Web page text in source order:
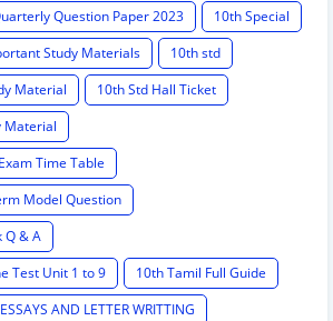
Question Paper 2023
10th Special
Study Materials
10th std
Material
10th Std Hall Ticket
Material
Time Table
Model Question
Q & A
Test Unit 1 to 9
10th Tamil Full Guide
AND LETTER WRITTING